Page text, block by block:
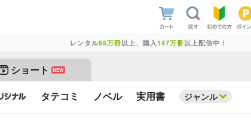
レンタル55万冊以上、購入 147万冊以上配信中！
ショート NEW
タテコミ ノベル 実用書 ジャンル